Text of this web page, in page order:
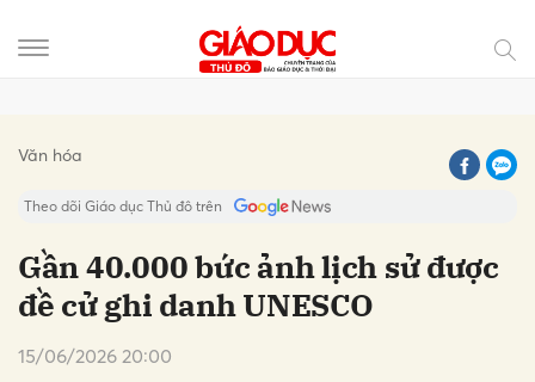
Văn hóa
Theo dõi Giáo dục Thủ đô trên
Gần 40.000 bức ảnh lịch sử được
đề cử ghi danh UNESCO
15/06/2026 20:00